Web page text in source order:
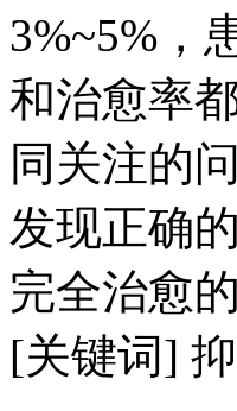
3%~5%，
和治愈率
同关注的
发现正确
完全治愈
[关键词]